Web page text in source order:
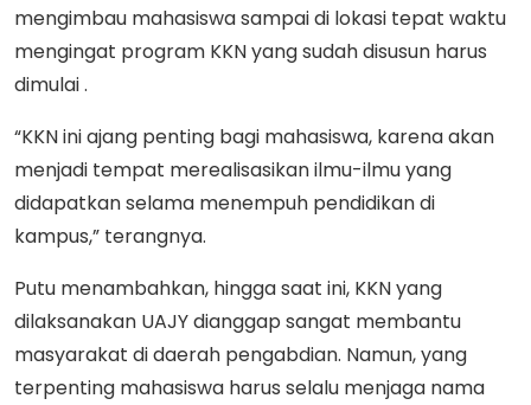
mengimbau mahasiswa sampai di lokasi tepat waktu
mengingat program KKN yang sudah disusun harus
dimulai .
“KKN ini ajang penting bagi mahasiswa, karena akan
menjadi tempat merealisasikan ilmu-ilmu yang
didapatkan selama menempuh pendidikan di
kampus,” terangnya.
Putu menambahkan, hingga saat ini, KKN yang
dilaksanakan UAJY dianggap sangat membantu
masyarakat di daerah pengabdian. Namun, yang
terpenting mahasiswa harus selalu menjaga nama